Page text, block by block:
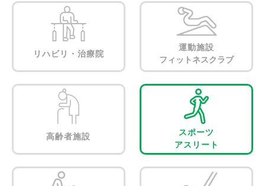
リハビリ・治療院
運動施設
フィットネスクラブ
高齢者施設
スポーツ
アスリート